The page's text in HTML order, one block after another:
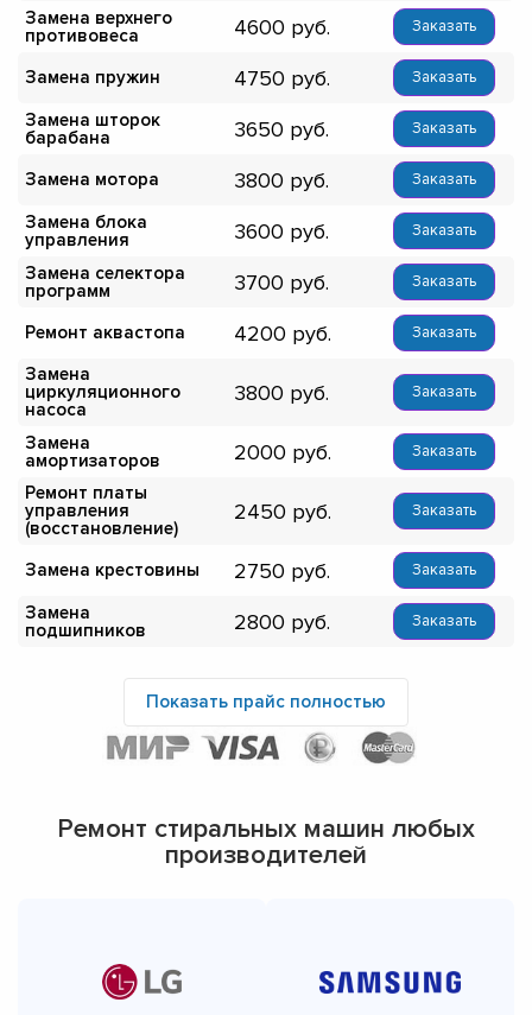
Замена верхнего
противовеса
4600 Заказать
Замена пружин 4750 Заказать
Замена шторок
барабана
3650 Заказать
Замена мотора 3800 Заказать
Замена блока
управления
3600 Заказать
Замена селектора
программ
3700 Заказать
Ремонт аквастопа 4200 Заказать
Замена
циркуляционного
насоса
3800 Заказать
Замена
амортизаторов
2000 Заказать
Ремонт платы
управления
(восстановление)
2450 Заказать
Замена крестовины 2750 Заказать
Замена
подшипников
2800 Заказать
Показать прайс полностью
Ремонт стиральных машин любых
производителей